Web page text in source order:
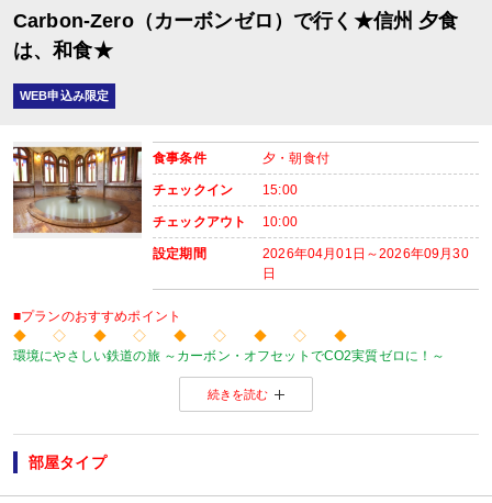
Carbon-Zero（カーボンゼロ）で行く★信州 夕食
は、和食★
WEB申込み限定
食事条件 夕・朝食付
チェックイン 15:00
チェックアウト 10:00
設定期間
2026年04月01日～2026年09月30
日
■プランのおすすめポイント
◆ ◇ ◆ ◇ ◆ ◇ ◆ ◇ ◆
環境にやさしい鉄道の旅 ～カーボン・オフセットでCO2実質ゼロに！～
当プランの旅行代金にはカーボン・オフセット代金（J-クレジット代金）が含
旅行の移動で排出されるCO2を埋め合わせ（オフセット）出来る仕組みとなっ
※カーボン・オフセットについて、詳しくはこちらをご覧ください。
◆ ◇ ◆ ◇ ◆ ◇ ◆ ◇ ◆
【ご案内】
・館内は階段、段差が多くなっております。ご注意ください。
続きを読む
部屋タイプ